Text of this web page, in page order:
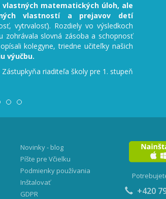
matematických úloh, ale
vlastností a prejavov detí
vytrvalosť). Rozdiely vo výsledkoch
zohrávala slovná zásoba a schopnosť
kolegyne, triedne učiteľky našich
výučbu.
Zástupkyňa riaditeľa školy pre 1. stupeň
Novinky - blog
Píšte pre Včielku
Podmienky používania
Inštalovať
GDPR
+420